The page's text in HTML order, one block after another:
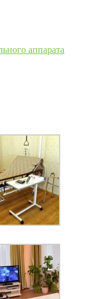
аппарата